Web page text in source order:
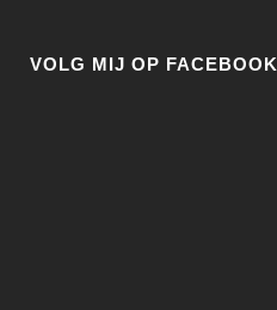
VOLG MIJ OP FACEBOOK